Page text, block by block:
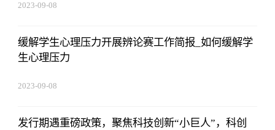
2023-09-08
缓解学生心理压力开展辨论赛工作简报_如何缓解学
生心理压力
2023-09-08
发行期遇重磅政策，聚焦科技创新“小巨人”，科创